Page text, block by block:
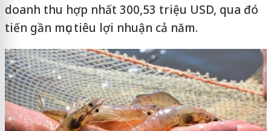
doanh thu hợp nhất 300,53 triệu USD, qua đó
tiến gần mục tiêu lợi nhuận cả năm.